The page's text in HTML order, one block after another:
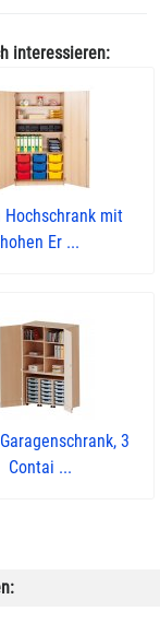
interessieren:
Hochschrank mit
hohen Er ...
3
Contai ...